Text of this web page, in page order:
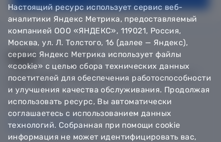
© Департамент информатизации Тюменской области,
Техническая поддержка
Сообщить об ошибке
Направить обращение
Настоящий ресурс использует сервис веб-
аналитики Яндекс Метрика, предоставляемый
компанией ООО «ЯНДЕКС», 119021, Россия,
Москва, ул. Л. Толстого, 16 (далее — Яндекс),
сервис Яндекс Метрика использует файлы
«cookie» с целью сбора технических данных
посетителей для обеспечения работоспособности
и улучшения качества обслуживания. Продолжая
использовать ресурс, Вы автоматически
соглашаетесь с использованием данных
технологий. Собранная при помощи cookie
информация не может идентифицировать вас,